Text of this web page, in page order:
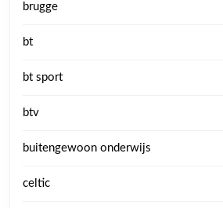
brugge
bt
bt sport
btv
buitengewoon onderwijs
celtic